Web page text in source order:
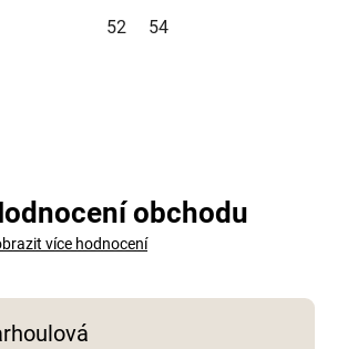
52 54
obchodu
více hodnocení